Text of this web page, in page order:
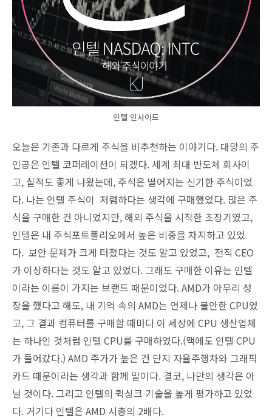
인텔 인사이드
오늘은 기존과 다르게 주식을 비추천하는 이야기다. 대망의 주
인공은 인텔 코퍼레이션이 되겠다. 세계 최대 반도체 회사이
고, 실적도 좋게 나왔는데, 주식은 떨어지는 신기한 주식이었
다. 나는 인텔 주식이 저렴하다는 생각에 구매했었다. 많은 주
식을 구매한 건 아니었지만, 해외 주식을 시작한 초장기였고,
인텔은 내 주식포트폴리오에서 높은 비중을 차지하고 있었
다. 보안 문제가 크게 터졌다는 것도 알고 있었고, 전직 CEO
가 이상하다는 것도 알고 있었다. 그래도 구매한 이유는 인텔
이라는 이름이 가지는 브랜드 때문이었다. AMD가 아무리 성
장을 했다고 해도, 내 기억 속의 AMD는 언제나 불안한 CPU였
고, 그 결과 컴퓨터를 구매할 때마다 이 세상에 CPU 생산업체
는 하나인 것처럼 인텔 CPU를 구매하였다.(맥에도 인텔 CPU
가 들어갔다.) AMD 주가가 높은 건 단지 자율주행차와 그래픽
카드 때문이라는 생각과 함께 말이다. 결코, 나만의 생각은 아
닐 것이다. 그리고 인텔의 퀵싱크 기술을 높게 평가하고 있었
다. 거기다 인텔은 AMD 시총의 2배다.